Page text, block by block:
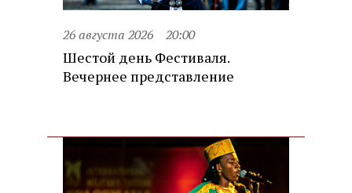
26 августа 2026 20:00
Шестой день Фестиваля.
Вечернее представление